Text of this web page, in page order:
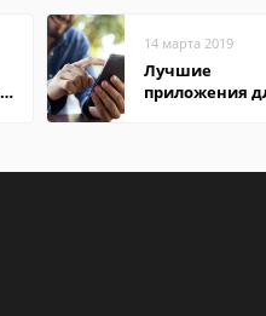
14 марта 2019
Лучшие
приложения